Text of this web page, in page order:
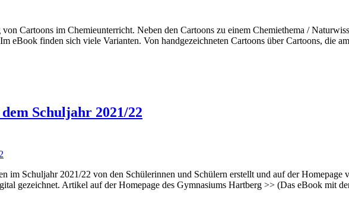
Cartoons im Chemieunterricht. Neben den Cartoons zu einem Chemiethema /
eBook finden sich viele Varianten. Von handgezeichneten Cartoons über Cartoons, die
Schuljahr 2021/22
im Schuljahr 2021/22 von den Schülerinnen und Schülern erstellt und auf der
gezeichnet. Artikel auf der Homepage des Gymnasiums Hartberg >> (Das eBook mit